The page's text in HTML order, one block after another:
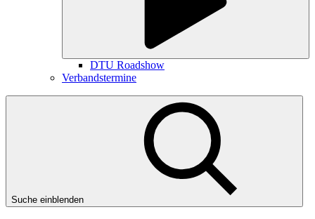
DTU Roadshow
Verbandstermine
Suche einblenden